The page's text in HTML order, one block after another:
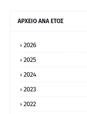
ΑΡΧΕΙΟ ΑΝΑ ΕΤΟΣ
2026
2025
2024
2023
2022